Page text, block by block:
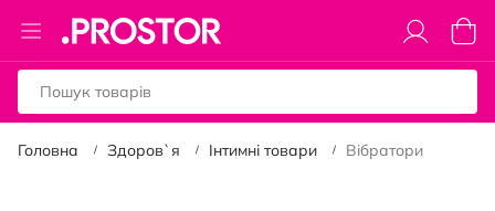
Toggle
Nav
Кошик
Головна Здоров`я Інтимні товари Вібратори